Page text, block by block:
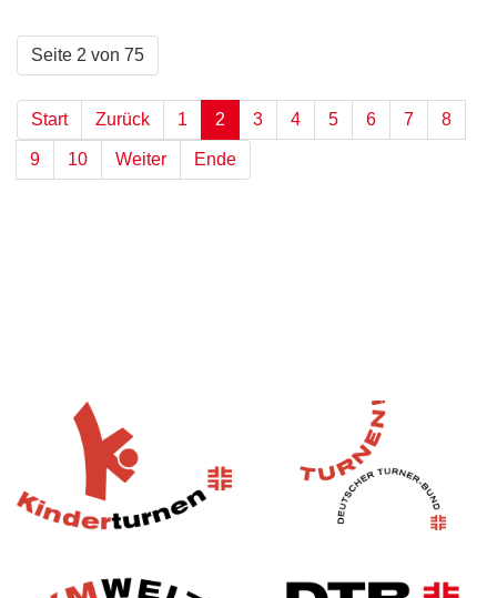
Seite 2 von 75
Start Zurück 1 2 3 4 5 6 7 8
9 10 Weiter Ende